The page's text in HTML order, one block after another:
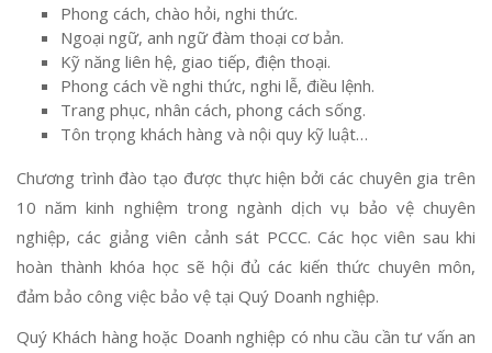
Phong cách, chào hỏi, nghi thức.
Ngoại ngữ, anh ngữ đàm thoại cơ bản.
Kỹ năng liên hệ, giao tiếp, điện thoại.
Phong cách về nghi thức, nghi lễ, điều lệnh.
Trang phục, nhân cách, phong cách sống.
Tôn trọng khách hàng và nội quy kỹ luật…
Chương trình đào tạo được thực hiện bởi các chuyên gia trên
10 năm kinh nghiệm trong ngành dịch vụ bảo vệ chuyên
nghiệp, các giảng viên cảnh sát PCCC. Các học viên sau khi
hoàn thành khóa học sẽ hội đủ các kiến thức chuyên môn,
đảm bảo công việc bảo vệ tại Quý Doanh nghiệp.
Quý Khách hàng hoặc Doanh nghiệp có nhu cầu cần tư vấn an